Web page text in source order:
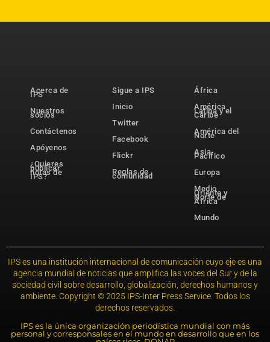
Acerca de
IPS
Nuestros
socios
Contáctenos
Apóyenos
¿Quieres
publicar
notas de
IPS?
Sigue a IPS
Inicio
Twitter
Facebook
Flickr
Reglas de
comunidad
África
América
Latina y el
Caribe
América del
Norte
Asia-
Pacífico
Europa
Medio
Oriente y
Norte de
África
Mundo
IPS es una institución internacional de comunicación cuyo eje es una
agencia mundial de noticias que amplifica las voces del Sur y de la
sociedad civil sobre desarrollo, globalización, derechos humanos y
ambiente. Copyright © 2025 IPS-Inter Press Service. Todos los
derechos reservados.
IPS es la única organización periodística mundial con más
personal y corresponsales en el mundo en desarrollo que en los